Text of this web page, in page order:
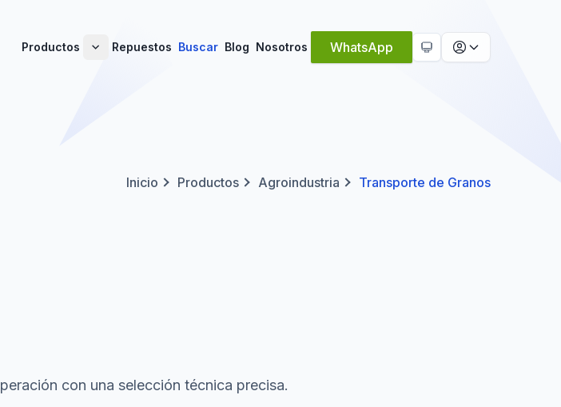
Productos Repuestos Buscar Blog Nosotros WhatsApp Tema activo:
Inicio Productos Agroindustria Transporte de Granos
con una selección técnica precisa.